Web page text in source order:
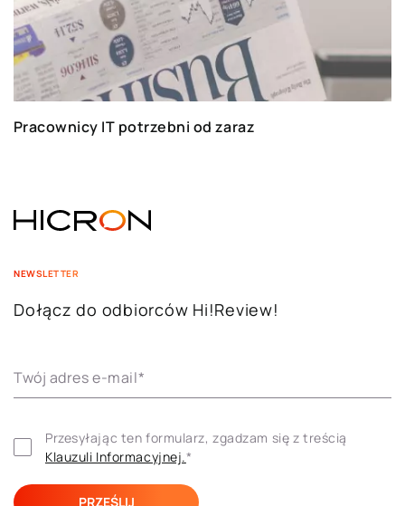
Pracownicy IT potrzebni od zaraz
NEWSLETTER
Dołącz do odbiorców Hi!Review!
Twój adres e-mail*
Klauzuli ​​Informacyjnej.*